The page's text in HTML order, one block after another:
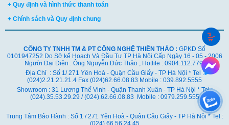
+ Quy định và hình thức thanh toán
+ Chính sách và Quy định chung
CÔNG TY TNHH TM & PT CÔNG NGHỆ THIÊN THẢO : GPKD Số
0101947252 Do Sở kế Hoạch Và Đầu Tư TP Hà Nội Cấp Ngày 16 - 05 - 2006
Người Đại Diện : Ông Nguyễn Đức Thảo ; Hotlite : 0904.112.779
Địa Chỉ : Số 1/ 271 Yên Hoà - Quận Cầu Giấy - TP Hà Nội * Tel :
(024)2.21.21.21.4 Fax (024)62.66.08.83 Mobile : 039.892.5555
Showroom : 31 Lương Thế Vinh - Quận Thanh Xuân - TP Hà Nội * Tel :
(024).35.53.29.29 / (024).62.66.08.83 Mobile : 0979.259.555
Trung Tâm Bảo Hành : Số 1 / 271 Yên Hoà - Quận Cầu Giấy - TP Hà Nội * Tel :
(024).66.56.24.45